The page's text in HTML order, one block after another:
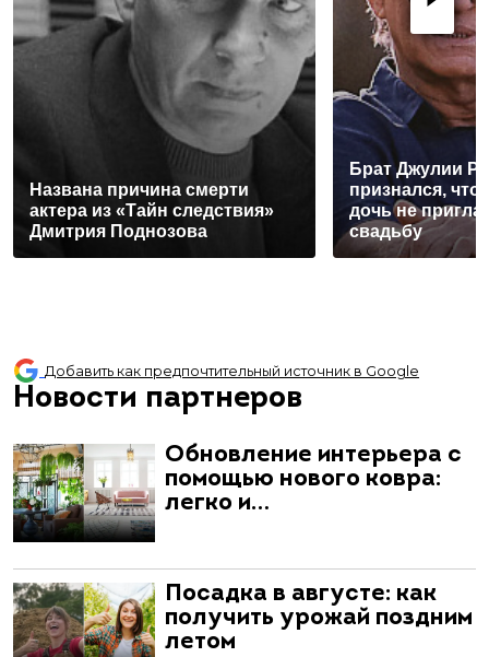
Названа причина смерти
актера из «Тайн следствия»
Дмитрия Поднозова
Брат Джулии
признался, что
дочь не
свадьбу
Добавить как предпочтительный источник в Google
Новости партнеров
Обновление интерьера с
помощью нового ковра:
легко и…
Посадка в августе: как
получить урожай поздним
летом